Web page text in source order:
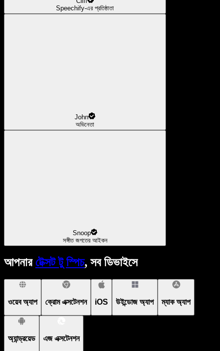
Speechify-এর প্রতিষ্ঠাতা
John
অভিনেতা
Snoop
সঙ্গীত জগতের আইকন
আপনার টেক্সট টু স্পিচ, সব ডিভাইসে
ওয়েব অ্যাপ ক্রোম এক্সটেনশন iOS উইন্ডোজ অ্যাপ ম্যাক অ্যাপ
অ্যান্ড্রয়েড এজ এক্সটেনশন